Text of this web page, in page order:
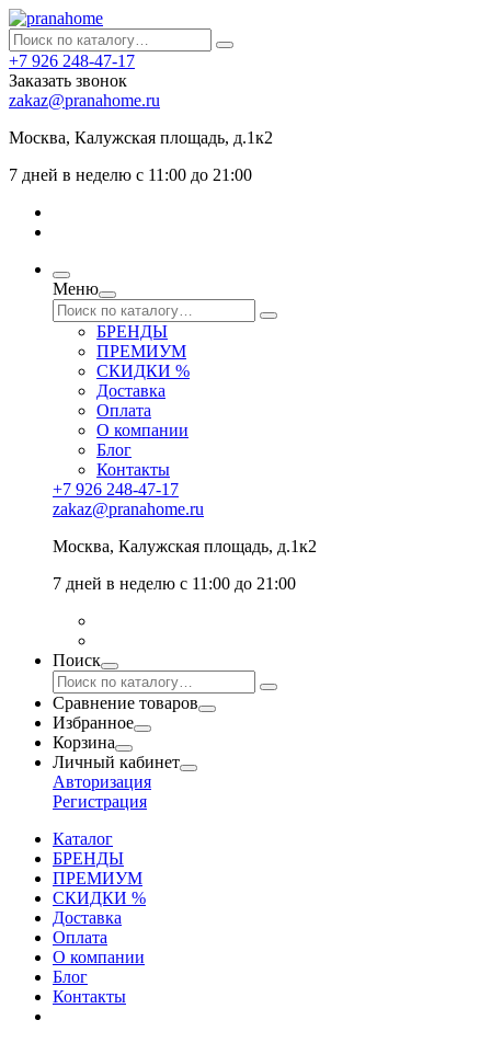
+7 926 248-47-17
Заказать звонок
zakaz@pranahome.ru
Москва, Калужская площадь, д.1к2
7 дней в неделю с 11:00 до 21:00
Меню
БРЕНДЫ
ПРЕМИУМ
СКИДКИ %
Доставка
Оплата
О компании
Блог
Контакты
+7 926 248-47-17
zakaz@pranahome.ru
Москва, Калужская площадь, д.1к2
7 дней в неделю с 11:00 до 21:00
Поиск
Сравнение товаров
Избранное
Корзина
Личный кабинет
Авторизация
Регистрация
Каталог
БРЕНДЫ
ПРЕМИУМ
СКИДКИ %
Доставка
Оплата
О компании
Блог
Контакты